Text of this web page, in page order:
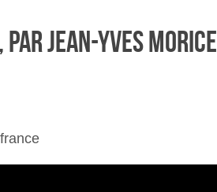
Jean-Yves Morice